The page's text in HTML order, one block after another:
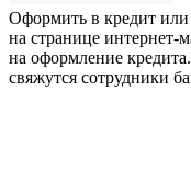
Оформить в кредит или
на странице интернет-
на оформление
свяжутся сотрудники